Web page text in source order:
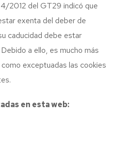
2012 del GT29 indicó que
exenta del deber de
caducidad debe estar
a ello, es mucho más
exceptuadas las cookies
en esta web: